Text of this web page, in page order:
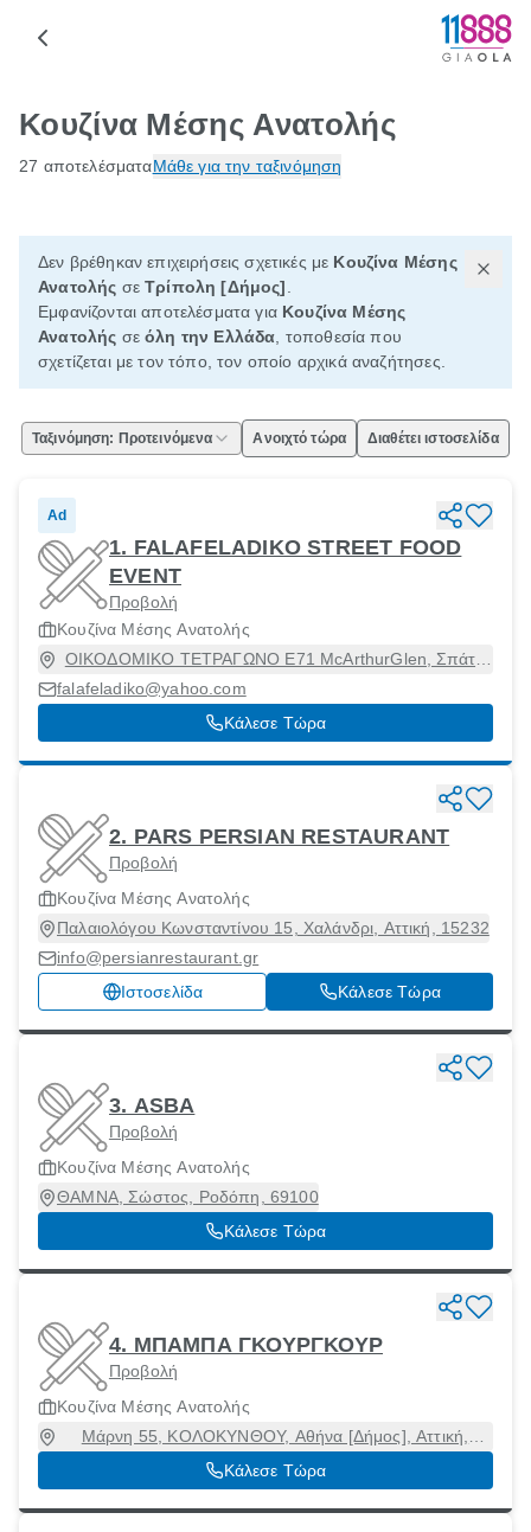
Κουζίνα Μέσης Ανατολής
27 αποτελέσματαΜάθε για την ταξινόμηση
Δεν βρέθηκαν επιχειρήσεις σχετικές με Κουζίνα Μέσης
Ανατολής σεΤρίπολη [Δήμος]
Εμφανίζονται αποτελέσματα για Κουζίνα Μέσης
Ανατολής σεόλη την Ελλάδα , τοποθεσία που
σχετίζεται με τον τόπο, τον οποίο αρχικά αναζήτησες.
Ταξινόμηση: Προτεινόμενα Ανοιχτό τώρα Διαθέτει ιστοσελίδα
Ad
1. FALAFELADIKO STREET FOOD
EVENT
Προβολή
Κουζίνα Μέσης Ανατολής
ΟΙΚΟΔΟΜΙΚΟ ΤΕΤΡΑΓΩΝΟ Ε71 McArthurGlen, Σπάτα
Λούτσα, Αττική, 19004
falafeladiko@yahoo.com
Κάλεσε Τώρα
2. PARS PERSIAN RESTAURANT
Προβολή
Κουζίνα Μέσης Ανατολής
Παλαιολόγου Κωνσταντίνου 15, Χαλάνδρι, Αττική, 15232
info@persianrestaurant.gr
Ιστοσελίδα
Κάλεσε Τώρα
3. ASBA
Προβολή
Κουζίνα Μέσης Ανατολής
ΘΑΜΝΑ, Σώστος, Ροδόπη, 69100
Κάλεσε Τώρα
4. ΜΠΑΜΠΑ ΓΚΟΥΡΓΚΟΥΡ
Προβολή
Κουζίνα Μέσης Ανατολής
Μάρνη 55, ΚΟΛΟΚΥΝΘΟΥ, Αθήνα [Δήμος], Αττική,
10437
Κάλεσε Τώρα